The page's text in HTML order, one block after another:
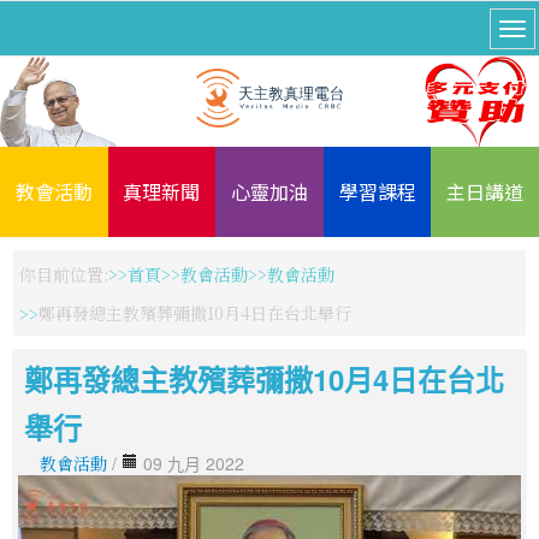
教會活動 真理新聞 心靈加油 學習課程 主日講道
你目前位置: 首頁 教會活動
教會活動
鄭再發總主教殯葬彌撒10月4日在台北舉行
鄭再發總主教殯葬彌撒10月4日在台北
舉行
教會活動 / 09 九月 2022